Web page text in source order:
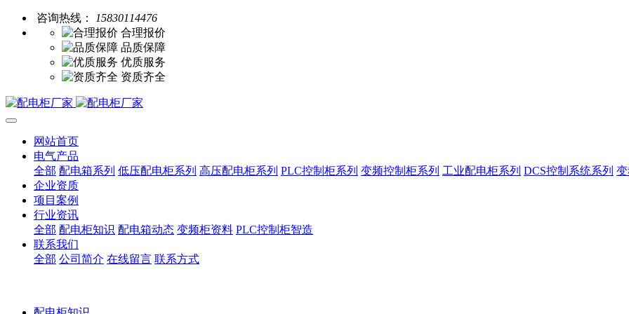
咨询热线：
15830114476
合理报价
品质保障
优质服务
资质齐全
网站首页
电气产品
全部 配电箱系列 低压配电柜系列 高压配电柜系列 PLC控制柜系列 变频控制柜系列 工业配电柜系列 DCS控制系统系列
企业资质
项目案例
行业资讯
全部 配电柜知识 配电箱动态 变频柜资料 PLC控制柜智造
联系我们
全部 公司简介 在线留言 联系方式